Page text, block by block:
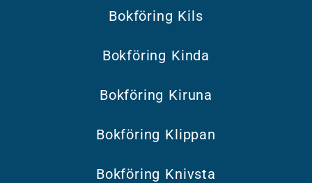
Bokföring Kils
Bokföring Kinda
Bokföring Kiruna
Bokföring Klippan
Bokföring Knivsta